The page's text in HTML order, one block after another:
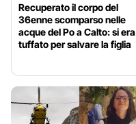
Recuperato il corpo del
36enne scomparso nelle
acque del Po a Calto: si era
tuffato per salvare la figlia